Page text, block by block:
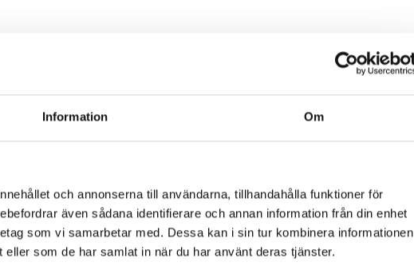
Information Om
och annonserna till användarna, tillhandahålla funktioner för
även sådana identifierare och annan information från din enhet
som vi samarbetar med. Dessa kan i sin tur kombinera informationen
som de har samlat in när du har använt deras tjänster.
Andra köpte även